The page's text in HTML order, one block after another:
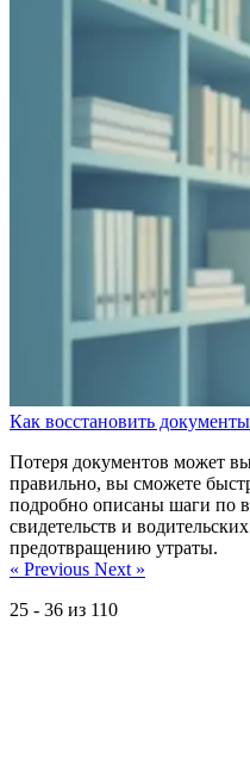
Как восстановить
Потеря документов может
правильно, вы сможете
подробно описаны шаги по
свидетельств и
предотвращению утраты.
« Previous Next »
25 - 36 из 110